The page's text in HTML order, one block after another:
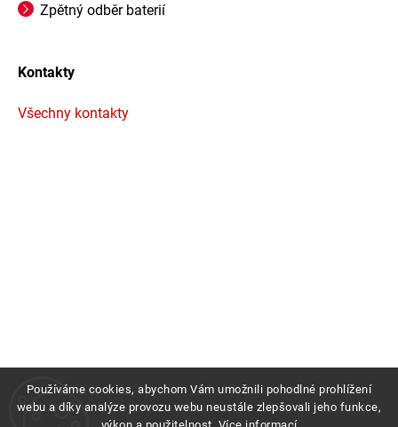
Používáme cookies, abychom Vám umožnili pohodlné prohlížení
webu a díky analýze provozu webu neustále zlepšovali jeho funkce,
Zpětný odběr baterií
Kontakty
Všechny kontakty